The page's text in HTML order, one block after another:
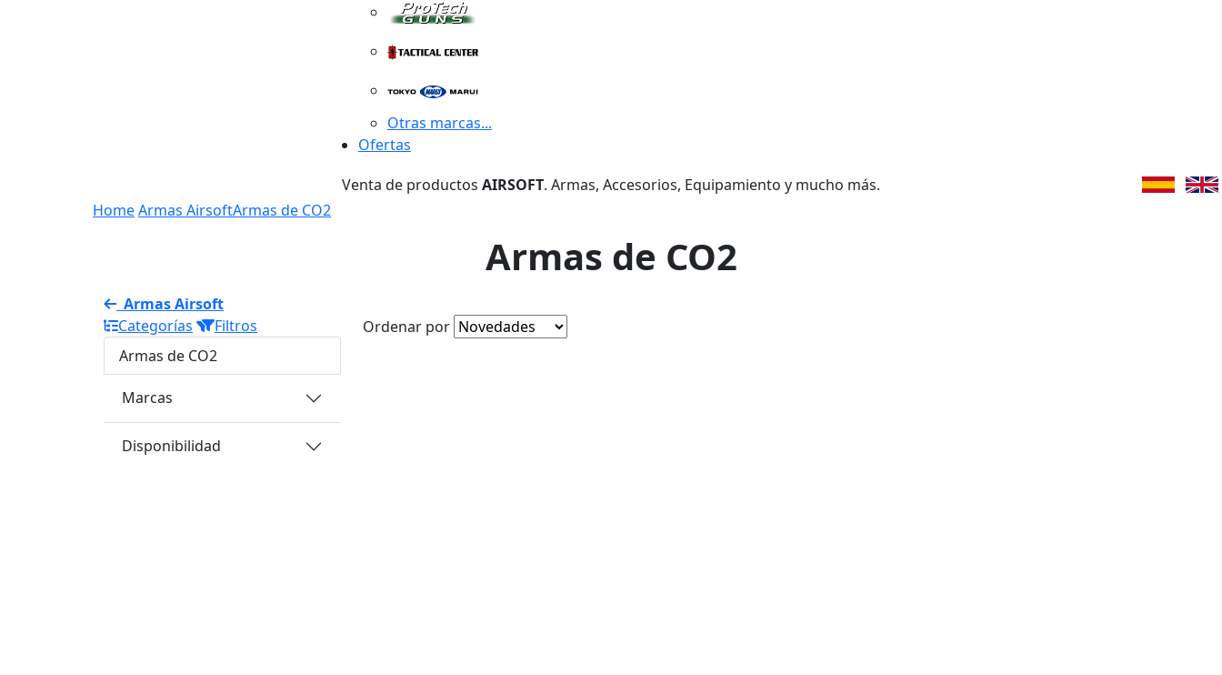
Otras marcas...
Ofertas
Venta de productos AIRSOFT. Armas, Accesorios, Equipamiento y mucho más.
HomeArmas AirsoftArmas de CO2
Armas de CO2
Armas Airsoft
Categorías
Filtros
Armas de CO2
Marcas
Disponibilidad
Ordenar por